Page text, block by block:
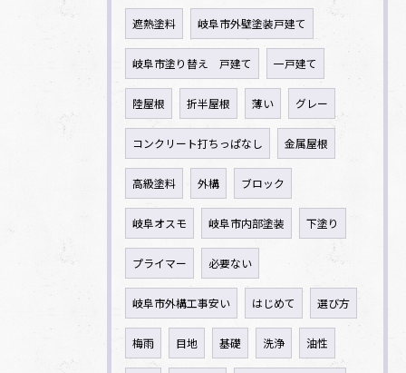
遮熱塗料 岐阜市外壁塗装戸建て
岐阜市塗り替え 戸建て 一戸建て
陸屋根 折半屋根 薄い グレー
コンクリート打ちっぱなし 金属屋根
高級塗料 外構 ブロック
岐阜オスモ 岐阜市内部塗装 下塗り
プライマー 必要ない
岐阜市外構工事安い はじめて 選び方
梅雨 目地 基礎 洗浄 油性